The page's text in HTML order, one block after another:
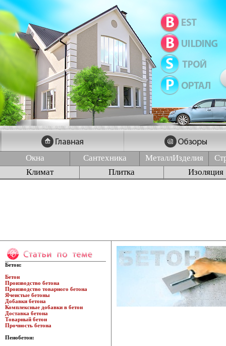
Окна Сантехника МеталлИзделия
Климат
Плитка Изоляция
Бетон:
Бетон
Производство бетона
Производство товарного бетона
Ячеистые бетоны
Добавки бетона
Комплексные добавки в бетон
Доставка бетона
Товарный бетон
Прочность бетона
Пенобетон: